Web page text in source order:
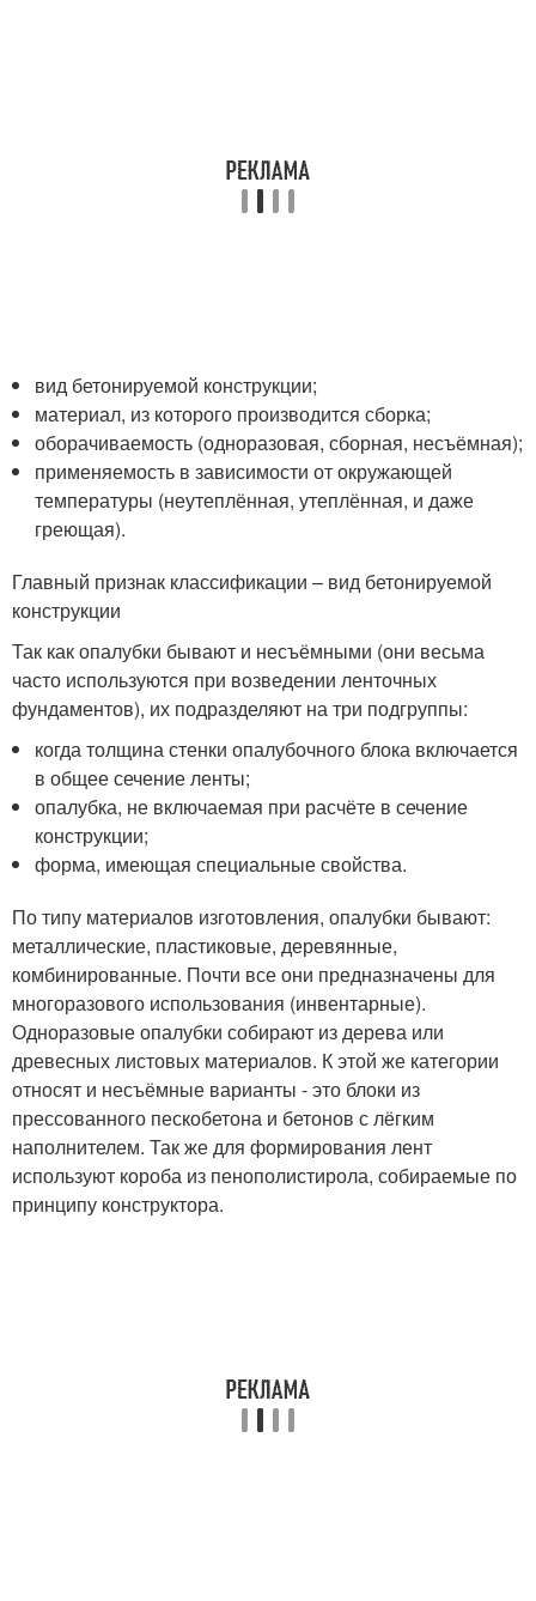
вид бетонируемой конструкции;
материал, из которого производится сборка;
оборачиваемость (одноразовая, сборная, несъёмная);
применяемость в зависимости от окружающей
температуры (неутеплённая, утеплённая, и даже
греющая).
Главный признак классификации – вид бетонируемой
конструкции
Так как опалубки бывают и несъёмными (они весьма
часто используются при возведении ленточных
фундаментов), их подразделяют на три подгруппы:
когда толщина стенки опалубочного блока включается
в общее сечение ленты;
опалубка, не включаемая при расчёте в сечение
конструкции;
форма, имеющая специальные свойства.
По типу материалов изготовления, опалубки бывают:
металлические, пластиковые, деревянные,
комбинированные. Почти все они предназначены для
многоразового использования (инвентарные).
Одноразовые опалубки собирают из дерева или
древесных листовых материалов. К этой же категории
относят и несъёмные варианты - это блоки из
прессованного пескобетона и бетонов с лёгким
наполнителем. Так же для формирования лент
используют короба из пенополистирола, собираемые по
принципу конструктора.